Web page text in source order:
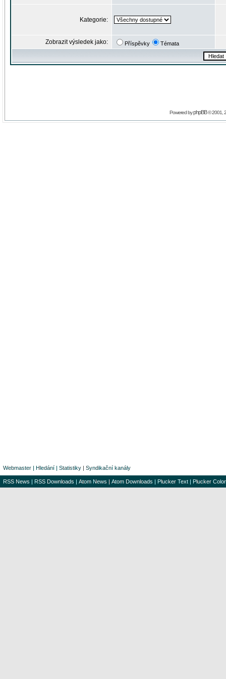
Kategorie:
Zobrazit výsledek jako: Příspěvky Témata
Powered byphpBB© 2001,
Webmaster | Hledání | Statistiky | Syndikační kanály
RSS News | RSS Downloads | Atom News | Atom Downloads | Plucker Text | Plucker Color